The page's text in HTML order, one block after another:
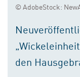
© AdobeStock:
den